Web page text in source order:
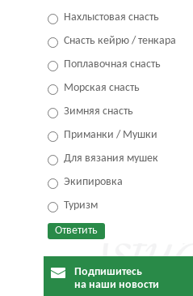
Нахлыстовая снасть
Снасть кейрю / тенкара
Поплавочная снасть
Морская снасть
Зимняя снасть
Приманки / Мушки
Для вязания мушек
Экипировка
Туризм
Подпишитесь
на наши новости